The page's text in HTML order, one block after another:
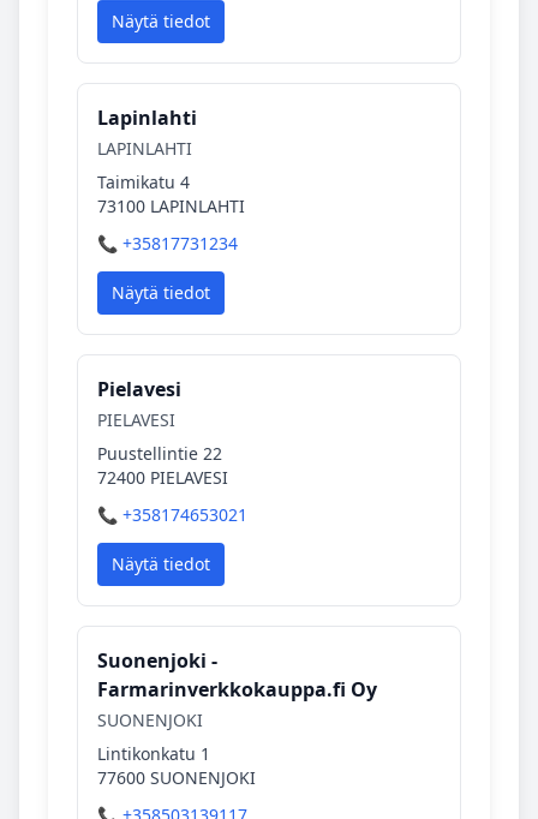
Näytä tiedot
Lapinlahti
LAPINLAHTI
Taimikatu 4
73100 LAPINLAHTI
📞 +35817731234
Näytä tiedot
Pielavesi
PIELAVESI
Puustellintie 22
72400 PIELAVESI
📞 +358174653021
Näytä tiedot
Suonenjoki -
Farmarinverkkokauppa.fi Oy
SUONENJOKI
Lintikonkatu 1
77600 SUONENJOKI